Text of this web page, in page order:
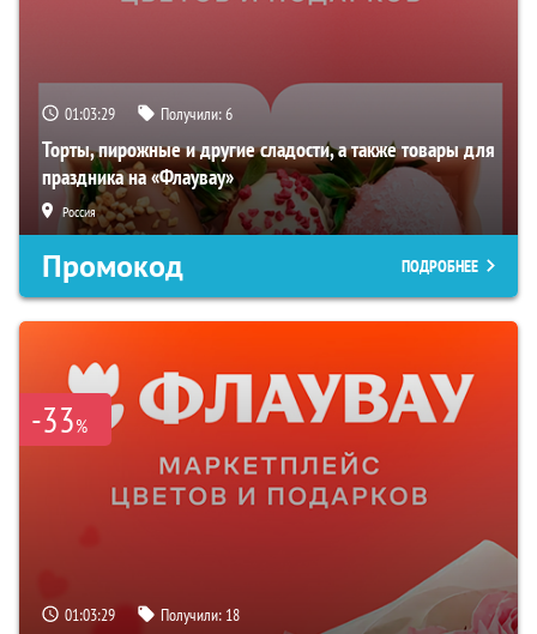
01:03:28 Получили:6
Торты, пирожные и другие сладости, а также товары для
праздника на «Флаувау»
Россия
Промокод ПОДРОБНЕЕ
-33%
01:03:28 Получили: 18